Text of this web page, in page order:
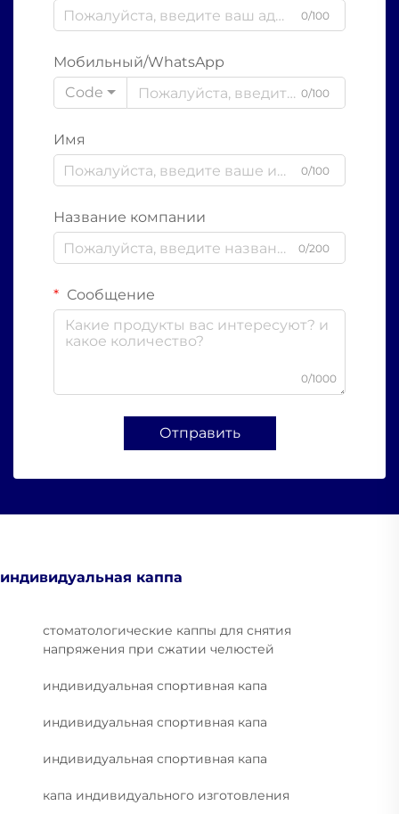
0/100
Мобильный/WhatsApp
Code
0/100
Имя
0/100
Название компании
0/200
Сообщение
0/1000
Отправить
индивидуальная каппа
стоматологические каппы для снятия
напряжения при сжатии челюстей
индивидуальная спортивная капа
индивидуальная спортивная капа
индивидуальная спортивная капа
капа индивидуального изготовления